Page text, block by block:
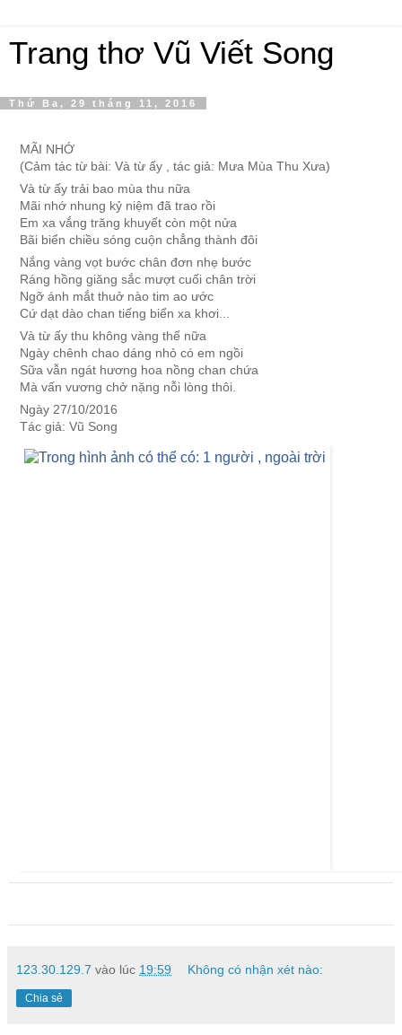
Trang thơ Vũ Viết Song
Thứ Ba, 29 tháng 11, 2016
MÃI NHỚ
(Cảm tác từ bài: Và từ ấy , tác giả: Mưa Mùa Thu Xưa)
Và từ ấy trải bao mùa thu nữa
Mãi nhớ nhung kỷ niệm đã trao rồi
Em xa vắng trăng khuyết còn một nửa
Bãi biển chiều sóng cuộn chẳng thành đôi
Nắng vàng vọt bước chân đơn nhẹ bước
Ráng hồng giăng sắc mượt cuối chân trời
Ngỡ ánh mắt thuở nào tim ao ước
Cứ dạt dào chan tiếng biển xa khơi...
Và từ ấy thu không vàng thế nữa
Ngày chênh chao dáng nhỏ có em ngồi
Sữa vẫn ngát hương hoa nồng chan chứa
Mà vấn vương chở nặng nỗi lòng thôi.
Ngày 27/10/2016
Tác giả: Vũ Song
123.30.129.7 vào lúc 19:59 Không có nhận xét nào:
Chia sẻ